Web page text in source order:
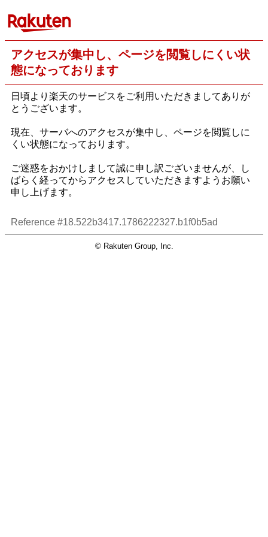
アクセスが集中し、ページを閲覧しにくい状
態になっております
日頃より楽天のサービスをご利用いただきましてありが
とうございます。
現在、サーバへのアクセスが集中し、ページを閲覧しに
くい状態になっております。
ご迷惑をおかけしまして誠に申し訳ございませんが、し
ばらく経ってからアクセスしていただきますようお願い
申し上げます。
Reference #18.522b3417.1786222327.b1f0b5ad
© Rakuten Group, Inc.